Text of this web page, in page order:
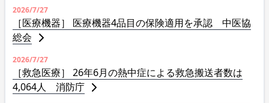
2026/7/27
［医療機器］ 医療機器4品目の保険適用を承認 中医協
総会
2026/7/27
［救急医療］ 26年6月の熱中症による救急搬送者数は
4,064人 消防庁